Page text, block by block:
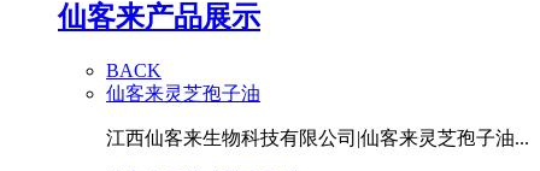
仙客来产品展示
BACK
仙客来灵芝孢子油
江西仙客来生物科技有限公司|仙客来灵芝孢子油...